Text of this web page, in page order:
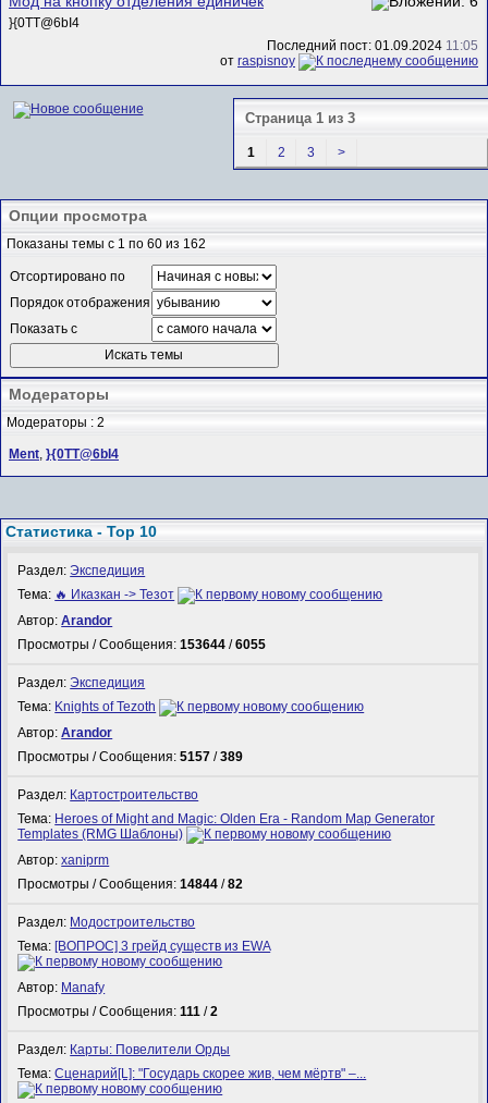
}{0TT@6bI4
Последний пост: 01.09.2024 11:05
от raspisnoy
Страница 1 из 3
1 2 3 >
Опции просмотра
Показаны темы с 1 по 60 из 162
Отсортировано по
Порядок отображения
Показать с
Модераторы
Модераторы : 2
Ment, }{0TT@6bI4
Статистика - Top 10
Раздел:Экспедиция
Тема: 🔥 Иказкан -> Тезот
Автор:Arandor
Просмотры / Сообщения:153644 /6055
Раздел:Экспедиция
Тема: Knights of Tezoth
Автор:Arandor
Просмотры / Сообщения:5157 /389
Раздел: Картостроительство
Тема: Heroes of Might and Magic: Olden Era - Random Map Generator
Templates (RMG Шаблоны)
Автор:xaniprm
Просмотры / Сообщения:14844 /82
Раздел: Модостроительство
Тема: [ВОПРОС] 3 грейд существ из EWA
Автор: Manafy
Просмотры / Сообщения:111 /2
Раздел: Карты: Повелители Орды
Тема:Сценарий[L]: "Государь скорее жив, чем мёртв" –...